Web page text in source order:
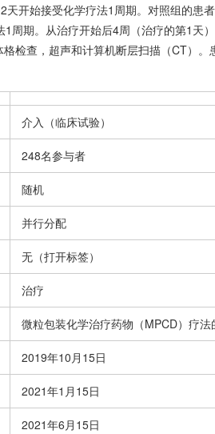
天开始接受化学疗法1周期。对照组的患
周期。从治疗开始后4周（治疗的第1天
检查，超声和计算机断层扫描（CT）。
介入（临床试验）
248名参与者
随机
并行分配
无（打开标签）
治疗
微粒包装化学治疗药物（MPCD）疗
2019年10月15日
2021年1月15日
2021年6月15日